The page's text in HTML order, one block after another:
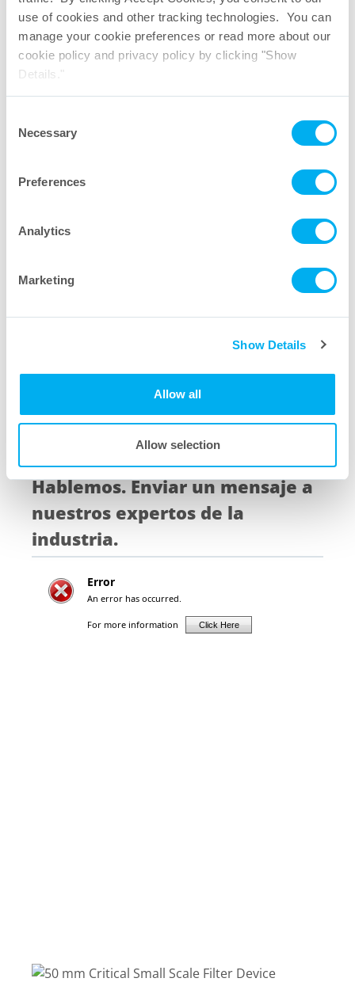
use of cookies and other tracking technologies. You can
manage your cookie preferences or read more about our
cookie policy and privacy policy by clicking "Show
Details."
Selection
Necessary
Preferences
Analytics
Marketing
Show Details
Allow all
Allow selection
Hablemos. Enviar un mensaje a
nuestros expertos de la
industria.